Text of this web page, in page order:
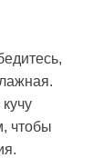
чтобы